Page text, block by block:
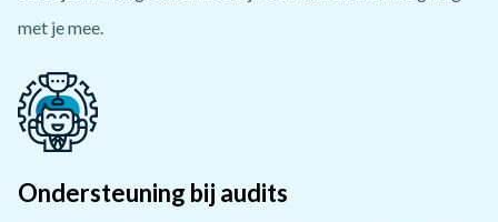
met je mee.
Ondersteuning bij audits